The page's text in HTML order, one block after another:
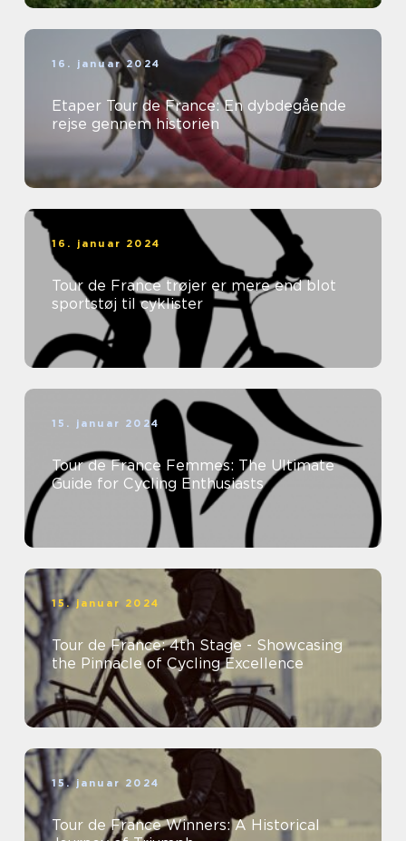
16. januar 2024
Etaper Tour de France: En dybdegående
rejse gennem historien
16. januar 2024
Tour de France trøjer er mere end blot
sportstøj til cyklister
15. januar 2024
Tour de France Femmes: The Ultimate
Guide for Cycling Enthusiasts
15. januar 2024
Tour de France: 4th Stage - Showcasing
the Pinnacle of Cycling Excellence
15. januar 2024
Tour de France Winners: A Historical